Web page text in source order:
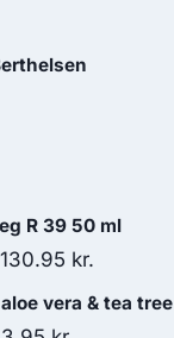
R 39 50 ml
Den
oprindelige
pris
130.95 kr.
aktuelle
vera & tea tree